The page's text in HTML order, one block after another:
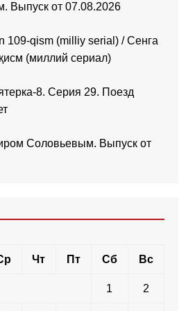
Выпуск от 07.08.2026
109-qism (milliy serial) / Сенга
(миллий сериал)
8. Серия 29. Поезд
Соловьевым. Выпуск от
Чт Пт Сб Вс
1 2